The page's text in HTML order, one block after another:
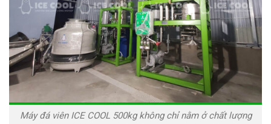
Máy đá viên ICE COOL 500kg không chỉ nằm ở chất lượng